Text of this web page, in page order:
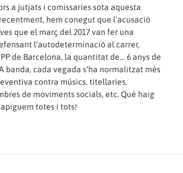
a jutjats i comissaries sota aquesta
hem conegut que l’acusació
que el març del 2017 van fer una
l’autodeterminació al carrer,
de Barcelona, la quantitat de… 6 anys de
banda, cada vegada s’ha normalitzat més
contra músics, titellaries,
de moviments socials, etc. Què haig
totes i tots!